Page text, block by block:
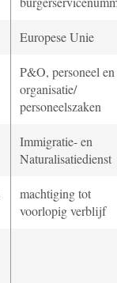
Europese Unie
P&O, personeel en
organisatie/
personeelszaken
Immigratie- en
Naturalisatiedienst
machtiging tot
voorlopig verblijf